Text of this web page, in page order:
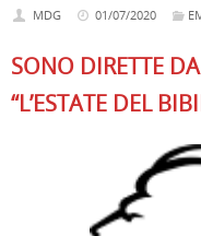
MDG 01/07/2020
SONO DIRETTE
“L’ESTATE DEL